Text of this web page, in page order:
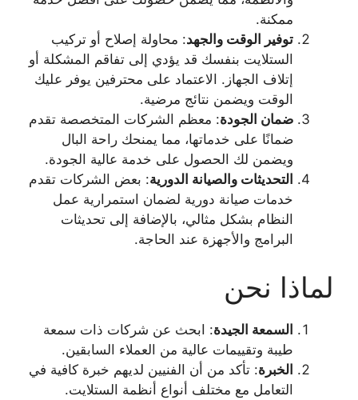
ممكنة.
توفير الوقت والجهد: محاولة إصلاح أو تركيب
الستلايت بنفسك قد يؤدي إلى تفاقم المشكلة أو
إتلاف الجهاز. الاعتماد على محترفين يوفر عليك
الوقت ويضمن نتائج مرضية.
ضمان الجودة: معظم الشركات المتخصصة تقدم
ضمانًا على خدماتها، مما يمنحك راحة البال
ويضمن لك الحصول على خدمة عالية الجودة.
التحديثات والصيانة الدورية: بعض الشركات تقدم
خدمات صيانة دورية لضمان استمرارية عمل
النظام بشكل مثالي، بالإضافة إلى تحديثات
البرامج والأجهزة عند الحاجة.
لماذا نحن
السمعة الجيدة: ابحث عن شركات ذات سمعة
طيبة وتقييمات عالية من العملاء السابقين.
الخبرة: تأكد من أن الفنيين لديهم خبرة كافية في
التعامل مع مختلف أنواع أنظمة الستلايت.